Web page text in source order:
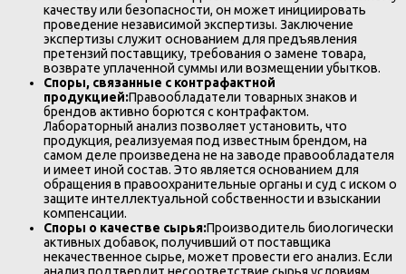
качеству или безопасности, он может инициировать
проведение независимой экспертизы. Заключение
экспертизы служит основанием для предъявления
претензий поставщику, требования о замене товара,
возврате уплаченной суммы или возмещении убытков.
Споры, связанные с контрафактной
продукцией:Правообладатели товарных знаков и
брендов активно борются с контрафактом.
Лабораторный анализ позволяет установить, что
продукция, реализуемая под известным брендом, на
самом деле произведена не на заводе правообладателя
и имеет иной состав. Это является основанием для
обращения в правоохранительные органы и суд с иском о
защите интеллектуальной собственности и взыскании
компенсации.
Споры о качестве сырья:Производитель биологически
активных добавок, получивший от поставщика
некачественное сырье, может провести его анализ. Если